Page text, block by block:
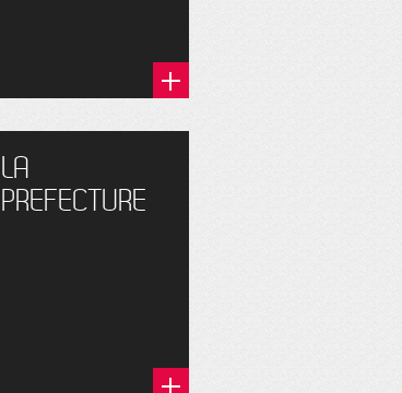
LA
PREFECTURE